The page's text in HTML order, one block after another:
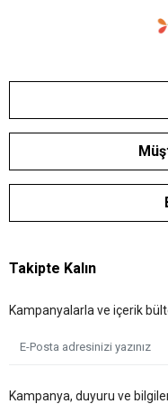
Takipte Kalın
Kampanyalarla ve içerik
Kampanya, duyuru ve